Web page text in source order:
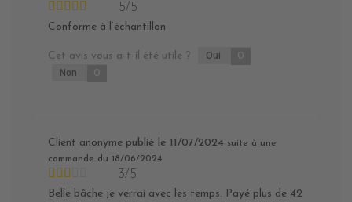
5/5
Conforme à l’échantillon
Cet avis vous a-t-il été utile ? Oui 0
Non 0
Client anonyme publié le 11/07/2024 suite à une
commande du 18/06/2024
3/5
Belle bâche je verrai avec les temps. Payé plus de 42